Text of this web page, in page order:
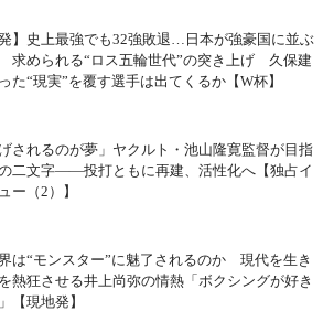
発】史上最強でも32強敗退…日本が強豪国に並ぶ
求められる“ロス五輪世代”の突き上げ 久保建
た“現実”を覆す選手は出てくるか【W杯】
げされるのが夢」ヤクルト・池山隆寛監督が目指
二文字――投打ともに再建、活性化へ【独占イ
ー（2）】
は“モンスター”に魅了されるのか 現代を生き
熱狂させる井上尚弥の情熱「ボクシングが好き
【現地発】